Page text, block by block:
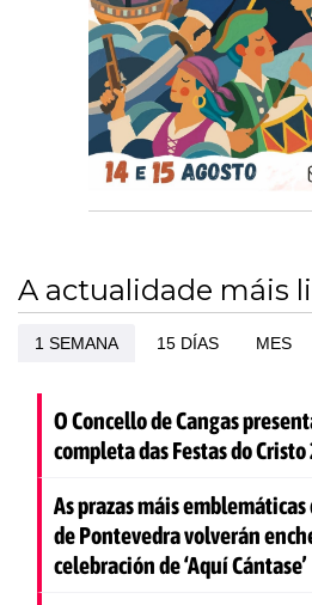
A actualidade máis
1 SEMANA 15 DÍAS MES
O Concello de Cangas
completa das Festas do Cristo
As prazas máis
de Pontevedra volverán
celebración de ‘Aquí Cántase’